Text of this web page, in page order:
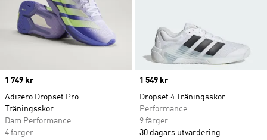
Price
1 749 kr
Adizero Dropset Pro
Träningsskor
Dam Performance
4 färger
Price
1 549 kr
Dropset 4 Träningsskor
Performance
9 färger
30 dagars utvärdering